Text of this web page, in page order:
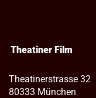
Theatiner Film
Theatinerstrasse 32
80333 München